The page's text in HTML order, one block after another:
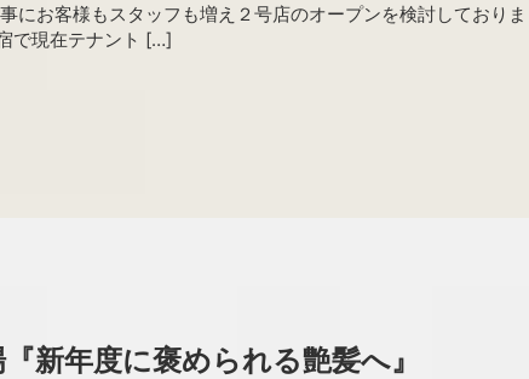
お客様もスタッフも増え２号店のオープンを検討しておりま
で現在テナント […]
新年度に褒められる艶髪へ』